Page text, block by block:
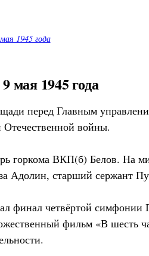
1945 года
мая 1945 года
перед Главным
войны.
горкома ВКП(б) Белов. На
Адолин, старший сержант
финал четвёртой
фильм «В шесть